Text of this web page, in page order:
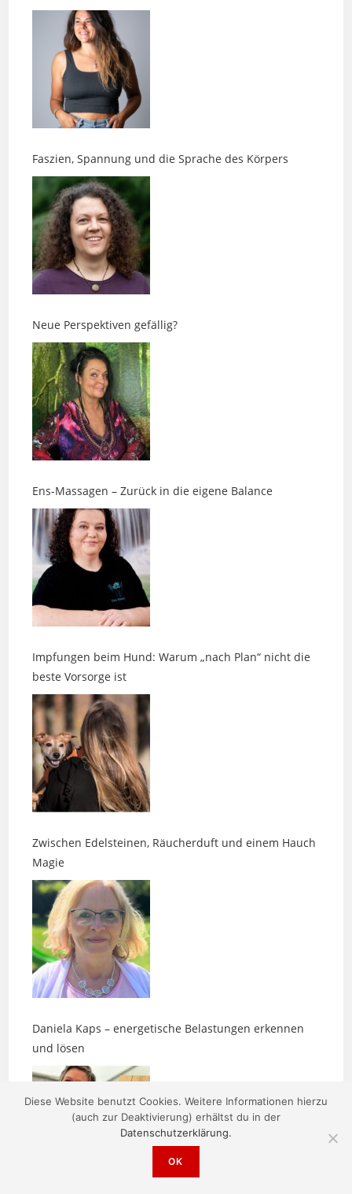
Faszien, Spannung und die Sprache des Körpers
Neue Perspektiven gefällig?
Ens-Massagen – Zurück in die eigene Balance
Impfungen beim Hund: Warum „nach Plan“ nicht die
Zwischen Edelsteinen, Räucherduft und einem Hauch
Daniela Kaps – energetische Belastungen erkennen
Kerstin Tiedtke: Ein Tag, der nur dir gehört
Diese Website benutzt Cookies. Weitere Informationen hierzu
(auch zur Deaktivierung) erhältst du in der
Datenschutzerklärung.
OK